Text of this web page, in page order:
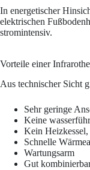
In energetischer
elektrischen
stromintensiv.
Vorteile einer
Aus technischer Sicht
Sehr geringe
Keine
Kein
Schnelle
Wartungsarm
Gut